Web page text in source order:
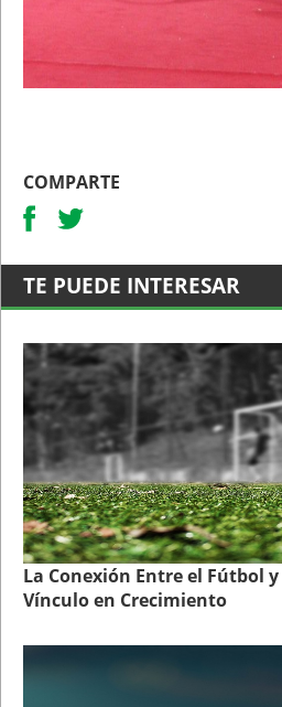
COMPARTE
TE PUEDE INTERESAR
La Conexión Entre el Fútbol
Vínculo en Crecimiento